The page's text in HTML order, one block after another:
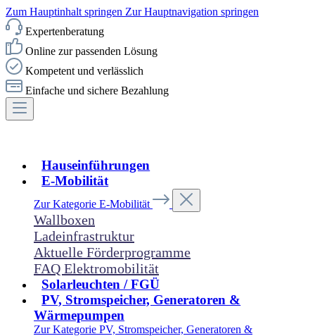
Zum Hauptinhalt springen Zur Hauptnavigation springen
Expertenberatung
Online zur passenden Lösung
Kompetent und verlässlich
Einfache und sichere Bezahlung
Hauseinführungen
E-Mobilität
Zur Kategorie E-Mobilität
Wallboxen
Ladeinfrastruktur
Aktuelle Förderprogramme
FAQ Elektromobilität
Solarleuchten / FGÜ
PV, Stromspeicher, Generatoren &
Wärmepumpen
Zur Kategorie PV, Stromspeicher, Generatoren &